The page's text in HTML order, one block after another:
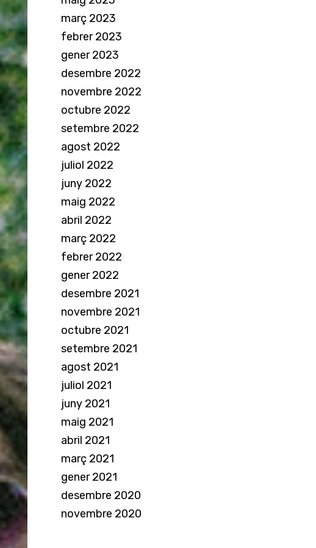
març 2023
febrer 2023
gener 2023
desembre 2022
novembre 2022
octubre 2022
setembre 2022
agost 2022
juliol 2022
juny 2022
maig 2022
abril 2022
març 2022
febrer 2022
gener 2022
desembre 2021
novembre 2021
octubre 2021
setembre 2021
agost 2021
juliol 2021
juny 2021
maig 2021
abril 2021
març 2021
gener 2021
desembre 2020
novembre 2020